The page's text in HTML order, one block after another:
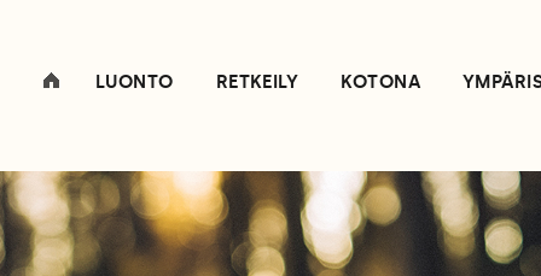
LUONTO RETKEILY KOTONA